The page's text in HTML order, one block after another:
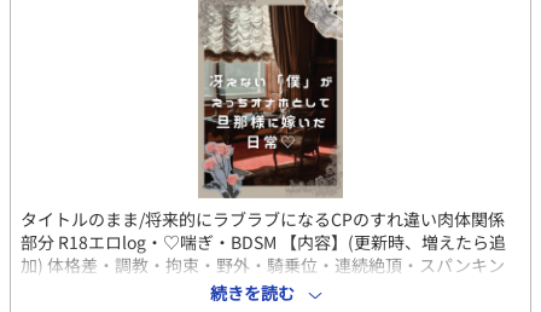
雄達である。そして八英雄は必ずと言って良いほど王としての才
を持ち､皆から慕われる存在となる。 そして､八英雄には【運命の
花嫁】となる者が他の世界で誕生し､召喚するのが決まりとなって
いる。運命の花嫁は存在するだけで八英雄の力をパワーアップさ
せ､癒す存在である。 それが結斗。 運命の花嫁として産まれた結
斗はその運命を受け入れるのか､それとも受け入れないのかも見ど
ころですね。 因みに､結斗は元の世界に身寄りはありません､天涯
孤独の身ですので帰る場所もないです。 もし､八英雄達と結ばれ
なければ､八英雄は､､､､ 「」は普通の会話 『』は過去や電話な
ど 〈〉は小声で話している () は心の声 ・・・は時間経過 ＊＊＊
は話し手交代 ○○○は過去振り返 ー文章ーはナレーション ※こ
の作品はカクヨム様の方でも投稿しております。
タイトルのまま/将来的にラブラブになるCPのすれ違い肉体関係
部分 R18エロlog・♡喘ぎ・BDSM 【内容】(更新時、増えたら追
加) 体格差・調教・拘束・野外・騎乗位・連続絶頂・スパンキン
グ・お仕置き・よしよしセックス・快楽堕ち・ストリップ 結腸・
続きを読む